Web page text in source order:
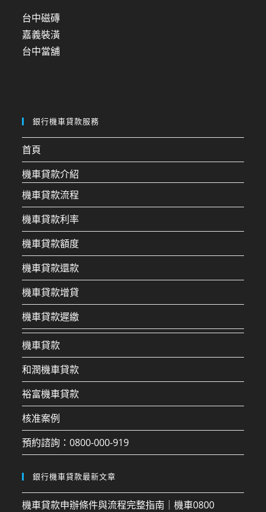
台中磁磚
嘉義裝潢
台中當舖
銀行機車貸款服務
首頁
機車貸款介紹
機車貸款流程
機車貸款利率
機車貸款額度
機車貸款還款
機車貸款增貸
機車貸款遲繳
機車貸款
和潤機車貸款
裕富機車貸款
核准案例
預約諮詢：0800-000-919
銀行機車貸款最新文章
機車貸款申辦條件與流程完整指南｜機車0800